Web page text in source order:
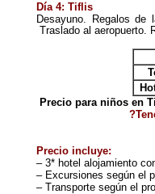
Día 4: Tiflis
Desayuno.
Regalos de
Traslado al aeropuerto.
Precio para niños en
Precio incluye:
– 3* hotel alojamiento
– Excursiones según el
– Transporte según el